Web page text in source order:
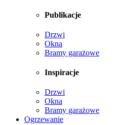
Publikacje
Drzwi
Okna
Bramy garażowe
Inspiracje
Drzwi
Okna
Bramy garażowe
Ogrzewanie